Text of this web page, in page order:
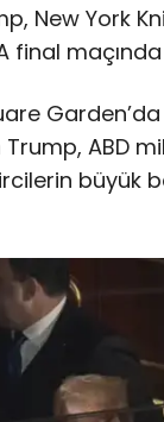
New York
final
ABD
büyük